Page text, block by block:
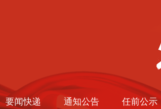
要闻快递 通知公告 任前公示